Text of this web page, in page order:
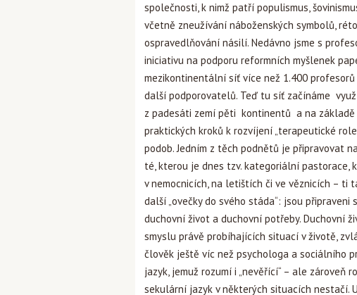
společnosti, k nimž patří populismus,
včetně zneužívání náboženských symbolů,
ospravedlňování násilí. Nedávno jsme s
iniciativu na podporu reformních myšlenek
mezikontinentální síť více než 1.400
další podporovatelů. Teď tu síť začínáme
z padesáti zemí pěti kontinentů a na
praktických kroků k rozvíjení „terapeutické
podob. Jedním z těch podnětů je připravovat
té, kterou je dnes tzv. kategoriální pastorace,
v nemocnicích, na letištích či ve věznicích – ti
další „ovečky do svého stáda“: jsou
duchovní život a duchovní potřeby. Duchovní
smyslu právě probíhajících situací v životě,
člověk ještě víc než psychologa a sociálního
jazyk, jemuž rozumí i „nevěřící“ – ale zároveň
sekulární jazyk v některých situacích nestačí.